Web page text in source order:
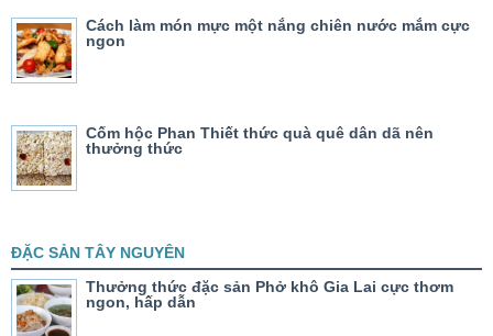
Cách làm món mực một nắng chiên nước mắm cực
ngon
Cốm hộc Phan Thiết thức quà quê dân dã nên
thưởng thức
ĐẶC SẢN TÂY NGUYÊN
Thưởng thức đặc sản Phở khô Gia Lai cực thơm
ngon, hấp dẫn